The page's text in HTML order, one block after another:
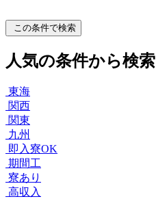
この条件で検索
人気の条件から検索
東海
関西
関東
九州
即入寮OK
期間工
寮あり
高収入